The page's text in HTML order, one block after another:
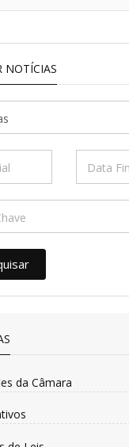
NOTÍCIAS
da Câmara